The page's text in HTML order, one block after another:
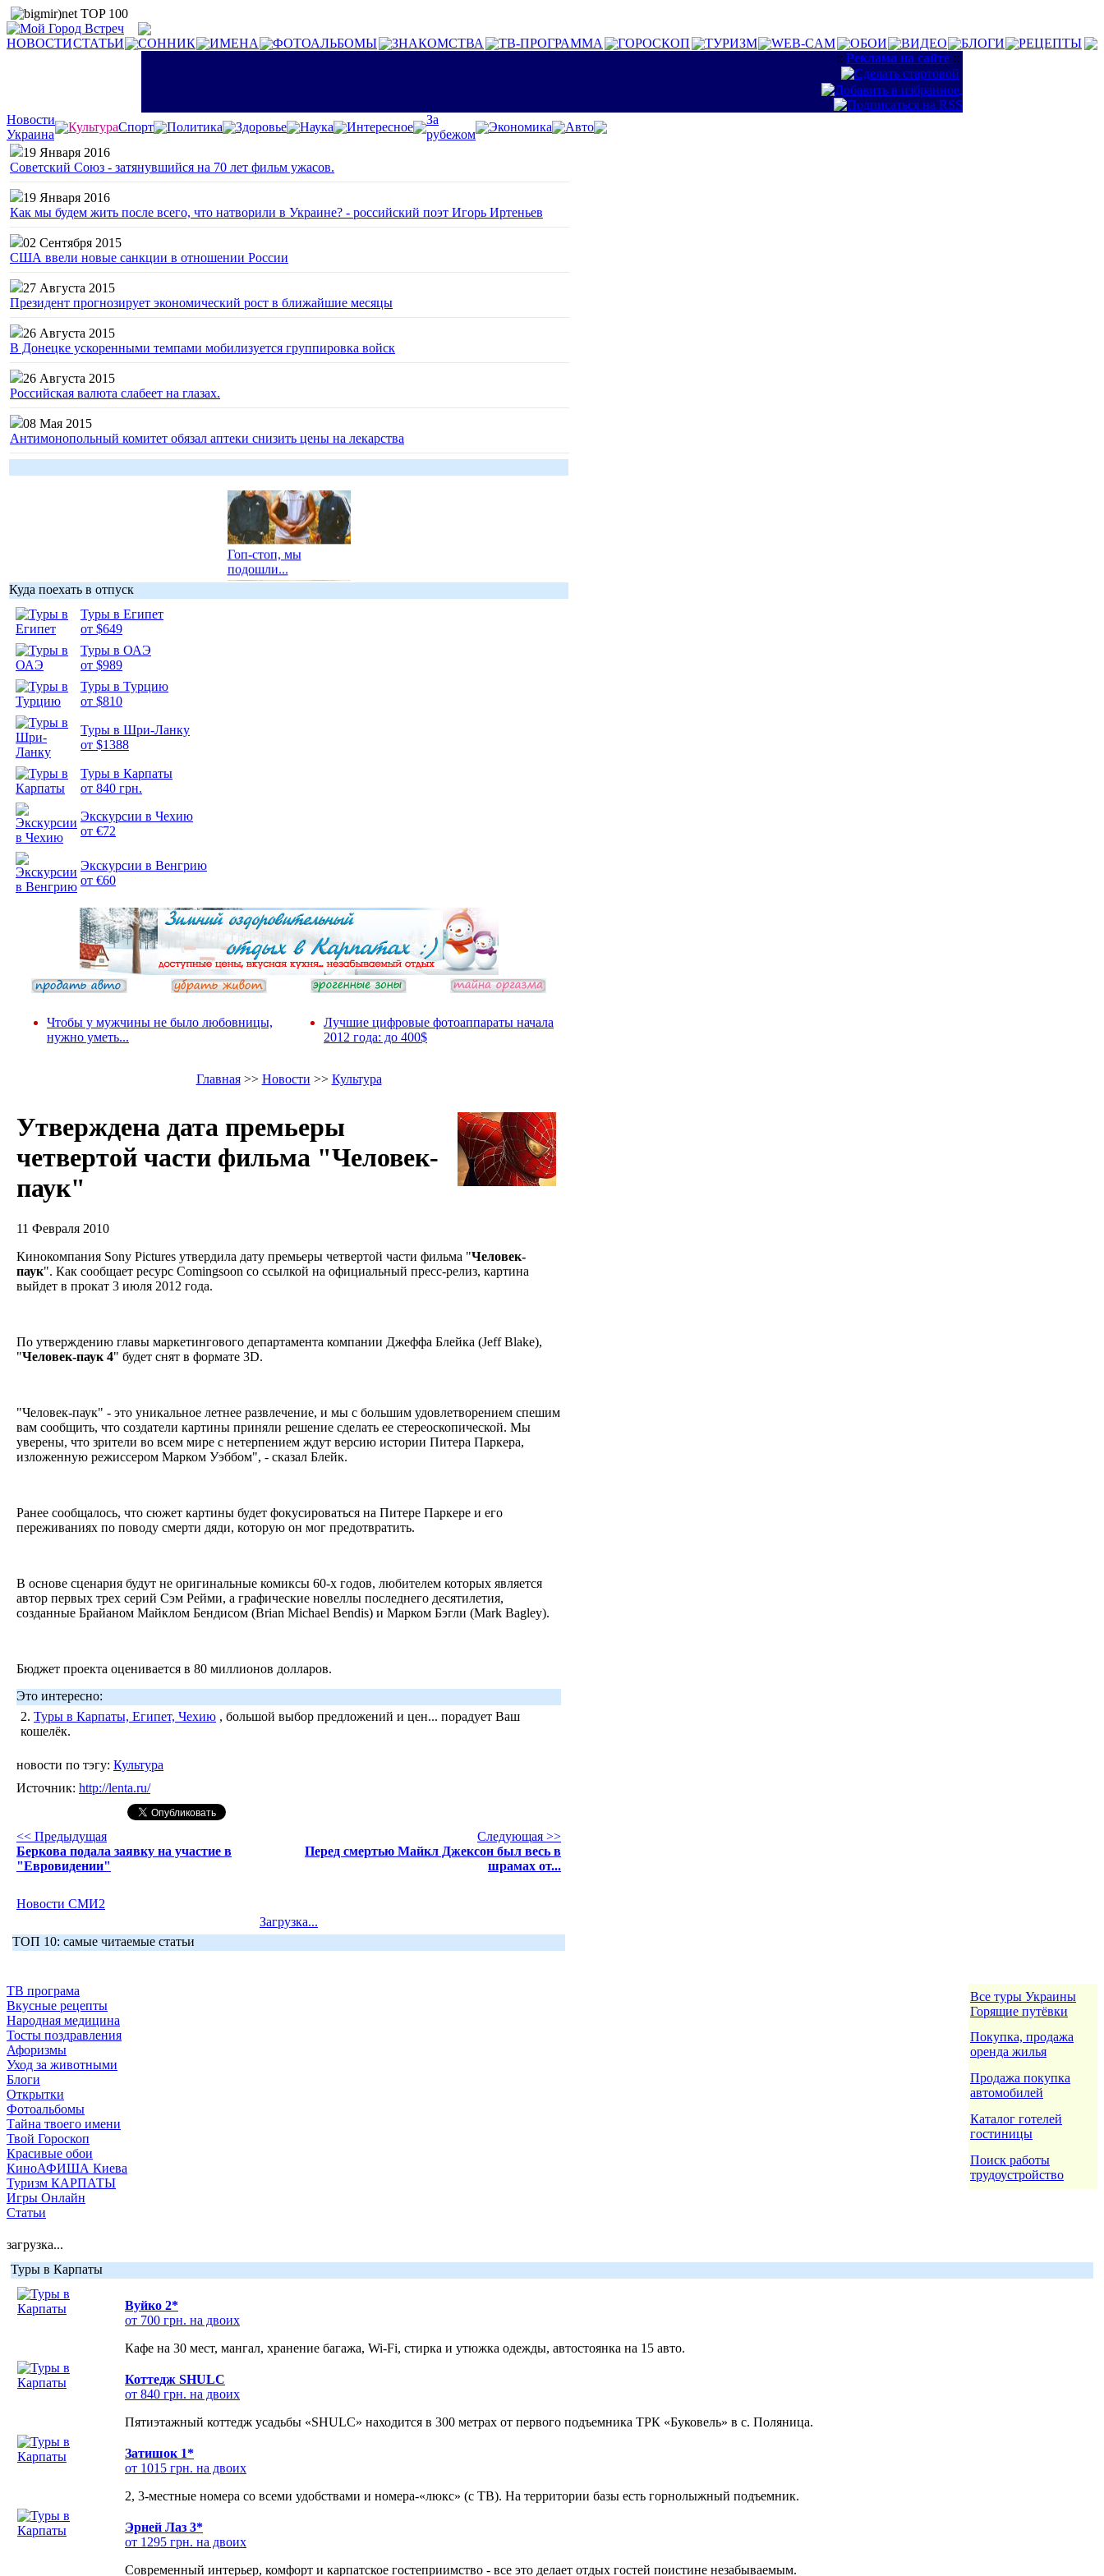
НОВОСТИСТАТЬИ СОННИК ИМЕНА ФОТОАЛЬБОМЫ ЗНАКОМСТВА ТВ-ПРОГРАММА ГОРОСКОП ТУРИЗМ WEB-CAM ОБОИ ВИДЕО БЛОГИ
РЕЦЕПТЫ
:: Реклама на сайте ::
Новости
Украина
КультураСпорт Политика Здоровье Наука Интересное
За
рубежом
Экономика
Авто
19 Января 2016
Советский Союз - затянувшийся на 70 лет фильм ужасов.
19 Января 2016
Как мы будем жить после всего, что натворили в Украине? - российский поэт Игорь Иртеньев
02 Сентября 2015
США ввели новые санкции в отношении России
27 Августа 2015
Президент прогнозирует экономический рост в ближайшие месяцы
26 Августа 2015
В Донецке ускоренными темпами мобилизуется группировка войск
26 Августа 2015
Российская валюта слабеет на глазах.
08 Мая 2015
Антимонопольный комитет обязал аптеки снизить цены на лекарства
Гоп-стоп, мы
подошли...
Куда поехать в отпуск
Туры в Египет
от $649
Туры в ОАЭ
от $989
Туры в Турцию
от $810
Туры в Шри-Ланку
от $1388
Туры в Карпаты
от 840 грн.
Экскурсии в Чехию
от €72
Экскурсии в Венгрию
от €60
Чтобы у мужчины не было любовницы,
нужно уметь...
Лучшие цифровые фотоаппараты начала
2012 года: до 400$
Главная>> Новости >> Культура
Утверждена дата премьеры
четвертой части фильма "Человек-
паук"
11 Февраля 2010
Кинокомпания Sony Pictures утвердила дату премьеры четвертой части фильма "Человек-
паук". Как сообщает ресурс Comingsoon со ссылкой на официальный пресс-релиз, картина
выйдет в прокат 3 июля 2012 года.
По утверждению главы маркетингового департамента компании Джеффа Блейка (Jeff Blake),
"Человек-паук 4" будет снят в формате 3D.
"Человек-паук" - это уникальное летнее развлечение, и мы с большим удовлетворением спешим
вам сообщить, что создатели картины приняли решение сделать ее стереоскопической. Мы
уверены, что зрители во всем мире с нетерпением ждут версию истории Питера Паркера,
изложенную режиссером Марком Уэббом", - сказал Блейк.
Ранее сообщалось, что сюжет картины будет фокусироваться на Питере Паркере и его
переживаниях по поводу смерти дяди, которую он мог предотвратить.
В основе сценария будут не оригинальные комиксы 60-х годов, любителем которых является
автор первых трех серий Сэм Рейми, а графические новеллы последнего десятилетия,
созданные Брайаном Майклом Бендисом (Brian Michael Bendis) и Марком Бэгли (Mark Bagley).
Бюджет проекта оценивается в 80 миллионов долларов.
Это интересно:
2. Туры в Карпаты, Египет, Чехию , большой выбор предложений и цен... порадует Ваш
кошелёк.
новости по тэгу: Культура
Источник: http://lenta.ru/
<< Предыдущая
Беркова подала заявку на участие в
"Евровидении"
Следующая >>
Перед смертью Майкл Джексон был весь в
шрамах от...
Новости СМИ2
Загрузка...
ТОП 10: самые читаемые статьи
ТВ програма
Вкусные рецепты
Народная медицина
Тосты поздравления
Афоризмы
Уход за животными
Блоги
Открытки
Фотоальбомы
Тайна твоего имени
Твой Гороскоп
Красивые обои
КиноАФИША Киева
Туризм КАРПАТЫ
Игры Онлайн
Статьи
Все туры Украины
Горящие путёвки
Покупка, продажа
оренда жилья
Продажа покупка
автомобилей
Каталог готелей
гостиницы
Поиск работы
трудоустройство
загрузка...
Туры в Карпаты
Вуйко 2*
от 700 грн. на двоих
Кафе на 30 мест, мангал, хранение багажа, Wi-Fi, стирка и утюжка одежды, автостоянка на 15 авто.
Коттедж SHULC
от 840 грн. на двоих
Пятиэтажный коттедж усадьбы «SHULC» находится в 300 метрах от первого подъемника ТРК «Буковель» в с. Поляница.
Затишок 1*
от 1015 грн. на двоих
2, 3-местные номера со всеми удобствами и номера-«люкс» (с ТВ). На территории базы есть горнолыжный подъемник.
Эрней Лаз 3*
от 1295 грн. на двоих
Современный интерьер, комфорт и карпатское гостеприимство - все это делает отдых гостей поистине незабываемым.